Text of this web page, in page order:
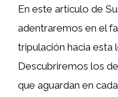
En este artículo de
adentraremos en el
tripulación hacia esta
Descubriremos los
que aguardan en